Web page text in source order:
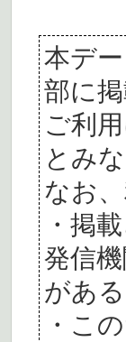
本デ
部に
ご利
とみ
なお
・掲
発信
がある
・こ